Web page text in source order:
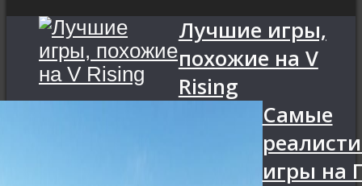
Лучшие игры,
похожие на V
Rising
Самые
игры на